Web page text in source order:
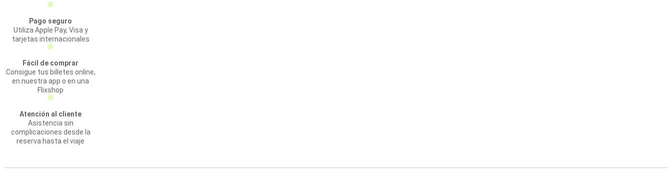
Pago seguro
Utiliza Apple Pay, Visa y
tarjetas internacionales
Fácil de comprar
Consigue tus billetes online,
en nuestra app o en una
Flixshop
Atención al cliente
Asistencia sin
complicaciones desde la
reserva hasta el viaje